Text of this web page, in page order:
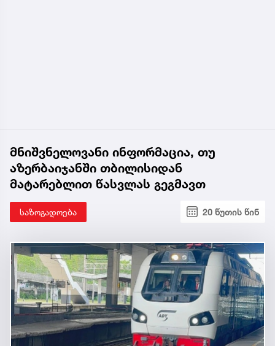
მნიშვნელოვანი ინფორმაცია, თუ
აზერბაიჯანში თბილისიდან
მატარებლით წასვლას გეგმავთ
საზოგადოება 20 წუთის წინ